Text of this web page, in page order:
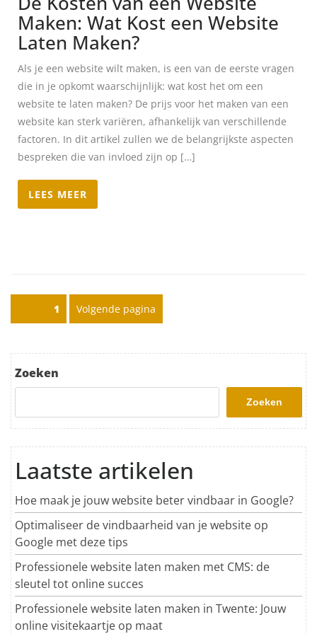
Maken: Wat Kost een Website
Laten Maken?
Als je een website wilt maken, is een van de eerste vragen
die in je opkomt waarschijnlijk: wat kost het om een
website te laten maken? De prijs voor het maken van een
website kan sterk variëren, afhankelijk van verschillende
factoren. In dit artikel zullen we de belangrijkste aspecten
bespreken die van invloed zijn op […]
LEES MEER
Posts pagination
Pagina1 Volgende pagina
Zoeken
Zoeken
Laatste artikelen
Hoe maak je jouw website beter vindbaar in Google?
Optimaliseer de vindbaarheid van je website op
Google met deze tips
Professionele website laten maken met CMS: de
sleutel tot online succes
Professionele website laten maken in Twente: Jouw
online visitekaartje op maat